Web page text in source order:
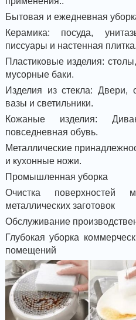
Бытовая и ежедневная
Керамика: посуда,
писсуары и настенная плитка.
Пластиковые изделия:
мусорные баки.
Изделия из стекла: Двери,
вазы и светильники.
Кожаные изделия:
повседневная обувь.
Металлические
и кухонные ножи.
Промышленная уборка
Очистка поверхностей
металлических заготовок
Обслуживание
Глубокая уборка
помещений